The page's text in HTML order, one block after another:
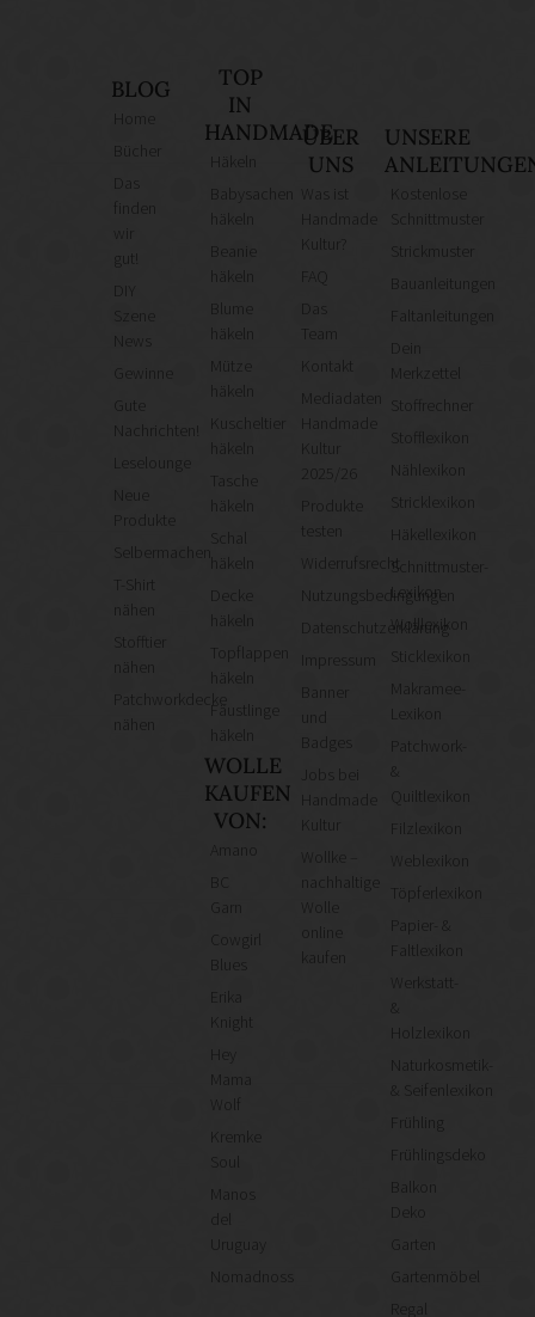
BLOG
finden
gut!
News
Gute
Nachrichten!
Leselounge
Neue
Produkte
Selbermachen
T-Shirt
Stofftier
Patchworkdecke
TOP
IN
HANDMADE
häkeln
häkeln
Mütze
häkeln
Kuscheltier
Tasche
häkeln
häkeln
Topflappen
häkeln
Fäustlinge
häkeln
WOLLE
KAUFEN
VON:
Cowgirl
Knight
Mama
Wolf
Kremke
Manos
Uruguay
Nomadnoss
ÜBER
UNS
Was ist
Kultur?
Das
Team
Kontakt
Mediadaten
Kultur
2025/26
Produkte
testen
Widerrufsrecht
Nutzungsbedingungen
Datenschutzerklärung
Kultur
Wollke –
nachhaltige
kaufen
UNSERE
Kostenlose
Schnittmuster
Strickmuster
Bauanleitungen
Faltanleitungen
Merkzettel
Stoffrechner
Stofflexikon
Nählexikon
Stricklexikon
Häkellexikon
Schnittmuster-
Lexikon
Wolllexikon
Sticklexikon
Makramee-
Lexikon
Patchwork-
&
Quiltlexikon
Filzlexikon
Weblexikon
Töpferlexikon
Papier- &
Faltlexikon
Werkstatt-
&
Holzlexikon
Naturkosmetik-
& Seifenlexikon
Frühling
Frühlingsdeko
Deko
Garten
Gartenmöbel
Regal